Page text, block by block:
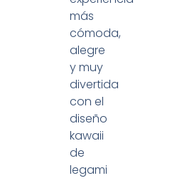
más
cómoda,
alegre
y muy
divertida
con el
diseño
kawaii
de
legami